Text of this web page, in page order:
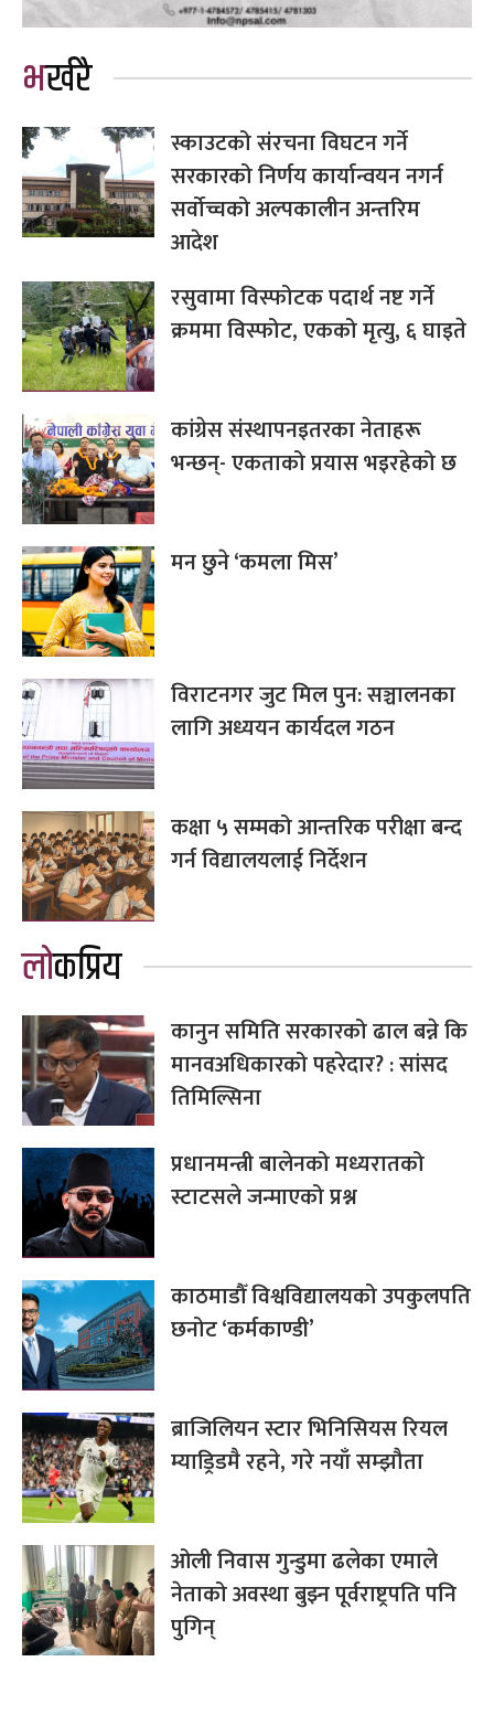
भर्खरै
स्काउटको संरचना विघटन गर्ने
सरकारको निर्णय कार्यान्वयन नगर्न
सर्वोच्चको अल्पकालीन अन्तरिम
आदेश
रसुवामा विस्फोटक पदार्थ नष्ट गर्ने
क्रममा विस्फोट, एकको मृत्यु, ६ घाइते
कांग्रेस संस्थापनइतरका नेताहरू
भन्छन्- एकताको प्रयास भइरहेको छ
मन छुने ‘कमला मिस’
विराटनगर जुट मिल पुन: सञ्चालनका
लागि अध्ययन कार्यदल गठन
कक्षा ५ सम्मको आन्तरिक परीक्षा बन्द
गर्न विद्यालयलाई निर्देशन
लोकप्रिय
कानुन समिति सरकारको ढाल बन्ने कि
मानवअधिकारको पहरेदार? : सांसद
तिमिल्सिना
प्रधानमन्त्री बालेनको मध्यरातको
स्टाटसले जन्माएको प्रश्न
काठमाडौँ विश्वविद्यालयको उपकुलपति
छनोट ‘कर्मकाण्डी’
ब्राजिलियन स्टार भिनिसियस रियल
म्याड्रिडमै रहने, गरे नयाँ सम्झौता
ओली निवास गुन्डुमा ढलेका एमाले
नेताको अवस्था बुझ्न पूर्वराष्ट्रपति पनि
पुगिन्